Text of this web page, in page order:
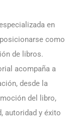
en
como
de libros.
acompaña a
desde la
del libro,
autoridad y éxito